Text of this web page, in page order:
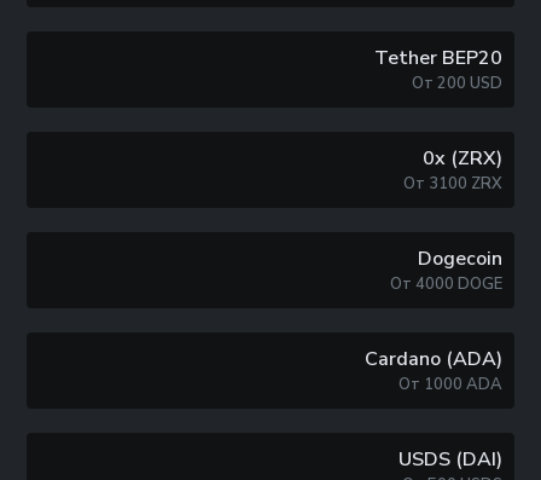
Tether BEP20
От 200 USD
0x (ZRX)
От 3100 ZRX
Dogecoin
От 4000 DOGE
Cardano (ADA)
От 1000 ADA
USDS (DAI)